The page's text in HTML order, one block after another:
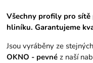
Všechny profily pro
hliníku. Garantujeme
Jsou vyráběny ze
OKNO - pevné z naší